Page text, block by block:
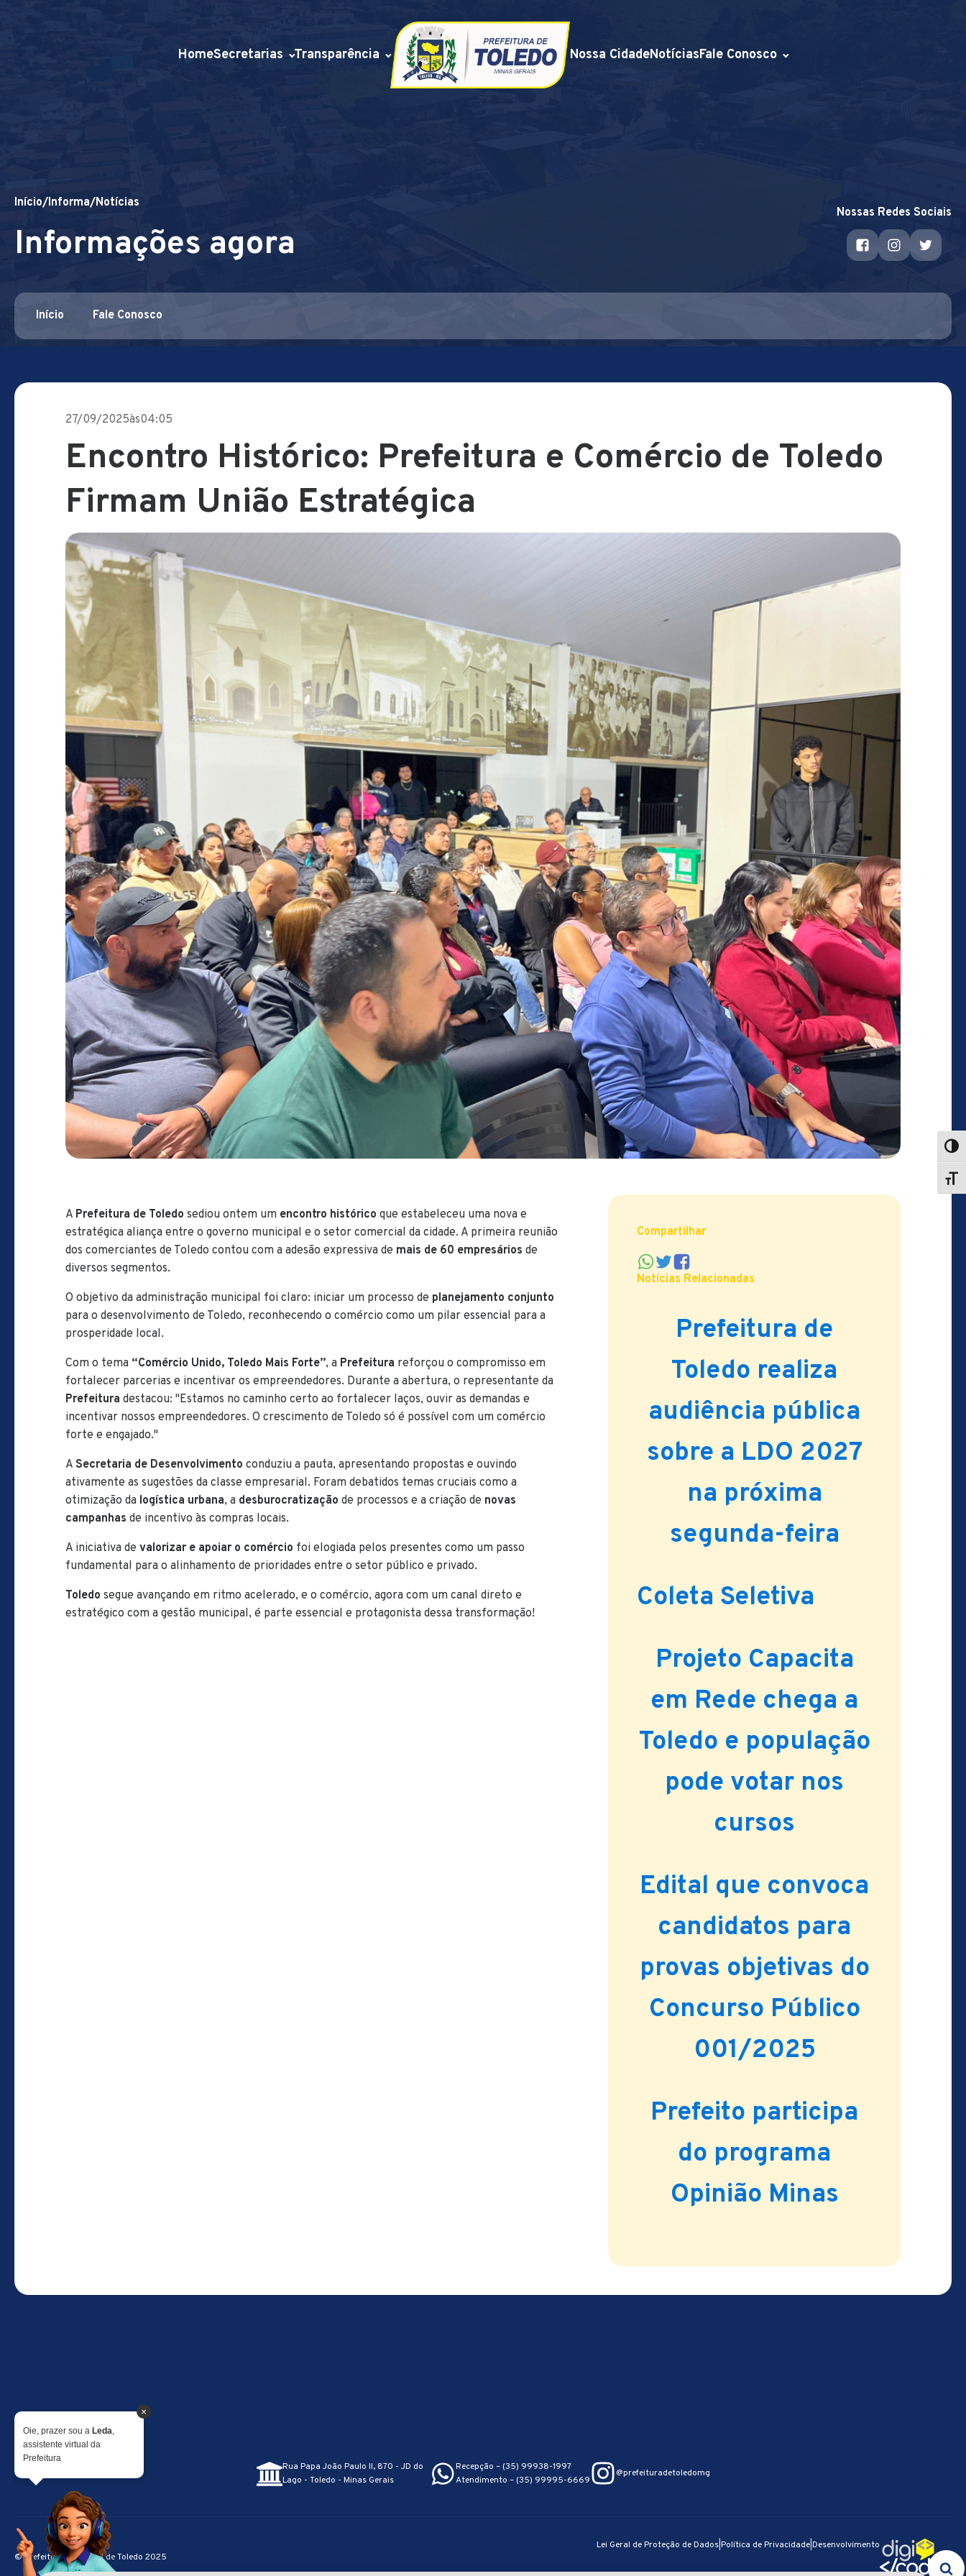
HomeSecretarias Transparência Nossa CidadeNotíciasFale Conosco
Início/Informa/Notícias
Informações agora
Nossas Redes Sociais
Início Fale Conosco
27/09/2025às04:05
Encontro Histórico: Prefeitura e Comércio de Toledo
Firmam União Estratégica
A Prefeitura de Toledo sediou ontem um encontro histórico que estabeleceu uma nova e
estratégica aliança entre o governo municipal e o setor comercial da cidade. A primeira reunião
dos comerciantes de Toledo contou com a adesão expressiva de mais de 60 empresários de
diversos segmentos.
O objetivo da administração municipal foi claro: iniciar um processo de planejamento conjunto
para o desenvolvimento de Toledo, reconhecendo o comércio como um pilar essencial para a
prosperidade local.
Com o tema “Comércio Unido, Toledo Mais Forte”, a Prefeitura reforçou o compromisso em
fortalecer parcerias e incentivar os empreendedores. Durante a abertura, o representante da
Prefeitura destacou: "Estamos no caminho certo ao fortalecer laços, ouvir as demandas e
incentivar nossos empreendedores. O crescimento de Toledo só é possível com um comércio
forte e engajado."
A Secretaria de Desenvolvimento conduziu a pauta, apresentando propostas e ouvindo
ativamente as sugestões da classe empresarial. Foram debatidos temas cruciais como a
otimização da logística urbana, a desburocratização de processos e a criação de novas
campanhas de incentivo às compras locais.
A iniciativa de valorizar e apoiar o comércio foi elogiada pelos presentes como um passo
fundamental para o alinhamento de prioridades entre o setor público e privado.
Toledo segue avançando em ritmo acelerado, e o comércio, agora com um canal direto e
estratégico com a gestão municipal, é parte essencial e protagonista dessa transformação!
Compartilhar
Notícias Relacionadas
Prefeitura de
Toledo realiza
audiência pública
sobre a LDO 2027
na próxima
segunda-feira
Coleta Seletiva
Projeto Capacita
em Rede chega a
Toledo e população
pode votar nos
cursos
Edital que convoca
candidatos para
provas objetivas do
Concurso Público
001/2025
Prefeito participa
do programa
Opinião Minas
Rua Papa João Paulo II, 870 - JD do
Lago - Toledo - Minas Gerais
Recepção – (35) 99938-1997
Atendimento – (35) 99995-6669
@prefeituradetoledomg
© Prefeitura Municipal de Toledo 2025
Lei Geral de Proteção de DadosPolítica de PrivacidadeDesenvolvimento
×
Oie, prazer sou a Leda,
assistente virtual da
Prefeitura